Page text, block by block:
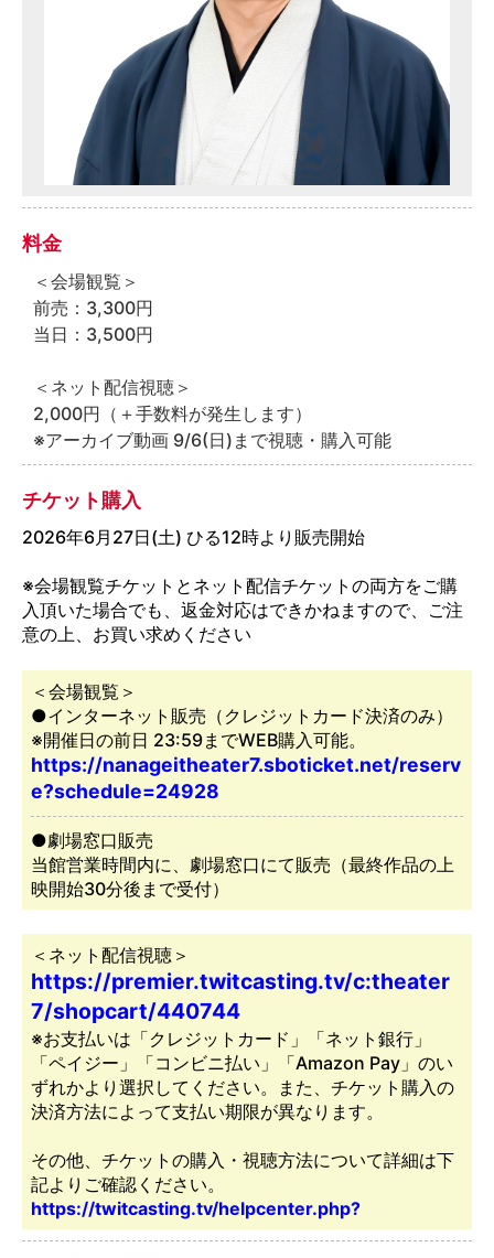
料金
＜会場観覧＞
前売：3,300円
当日：3,500円
＜ネット配信視聴＞
2,000円（＋手数料が発生します）
※アーカイブ動画 9/6(日)まで視聴・購入可能
チケット購入
2026年6月27日(土) ひる12時より販売開始
※会場観覧チケットとネット配信チケットの両方をご購
入頂いた場合でも、返金対応はできかねますので、ご注
意の上、お買い求めください
＜会場観覧＞
●インターネット販売（クレジットカード決済のみ）
※開催日の前日 23:59までWEB購入可能。
https://nanageitheater7.sboticket.net/reserv
e?schedule=24928
●劇場窓口販売
当館営業時間内に、劇場窓口にて販売（最終作品の上
映開始30分後まで受付）
＜ネット配信視聴＞
https://premier.twitcasting.tv/c:theater
7/shopcart/440744
※お支払いは「クレジットカード」「ネット銀行」
「ペイジー」「コンビニ払い」「Amazon Pay」のい
ずれかより選択してください。また、チケット購入の
決済方法によって支払い期限が異なります。
その他、チケットの購入・視聴方法について詳細は下
記よりご確認ください。
https://twitcasting.tv/helpcenter.php?